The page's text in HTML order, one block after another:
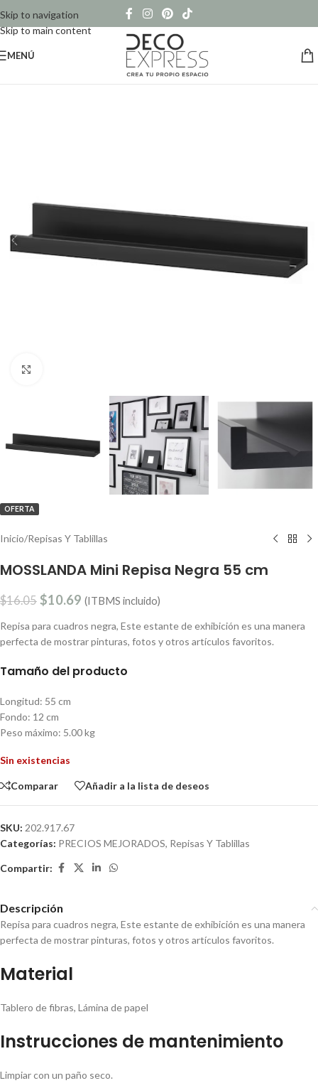
Skip to navigation
Skip to main content
MENÚ
OFERTA
Inicio/Repisas Y Tablillas
MOSSLANDA Mini Repisa Negra 55 cm
$16.05 $10.69 (ITBMS incluido)
Repisa para cuadros negra, Este estante de exhibición es una manera
perfecta de mostrar pinturas, fotos y otros artículos favoritos.
Tamaño del producto
Longitud: 55 cm
Fondo: 12 cm
Peso máximo: 5.00 kg
Sin existencias
Comparar Añadir a la lista de deseos
SKU: 202.917.67
Categorías: PRECIOS MEJORADOS, Repisas Y Tablillas
Compartir:
Descripción
Repisa para cuadros negra, Este estante de exhibición es una manera
perfecta de mostrar pinturas, fotos y otros artículos favoritos.
Material
Tablero de fibras, Lámina de papel
Instrucciones de mantenimiento
Limpiar con un paño seco.